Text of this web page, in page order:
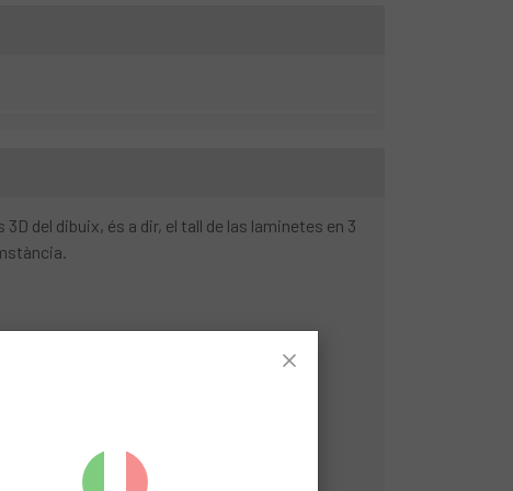
del dibuix, és a dir, el tall de las laminetes en 3